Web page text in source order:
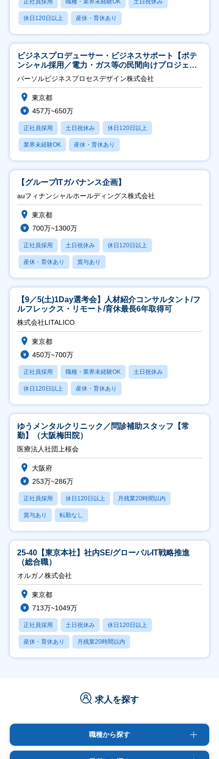
正社員採用 職種・業界未経験OK 土日祝休み
休日120日以上 産休・育休あり
ビジネスプロデューサー・ビジネスサポート【ポテ
ンシャル採用／電力・ガス等の民間向けプロジェク
ト推進】
パーソルビジネスプロセスデザイン株式会社
東京都
457万~650万
正社員採用 土日祝休み 休日120日以上
業界未経験OK 産休・育休あり
【グループITガバナンス企画】
auフィナンシャルホールディングス株式会社
東京都
700万~1300万
正社員採用 土日祝休み 休日120日以上
産休・育休あり 賞与あり
【9／5(土)1Day選考会】人材紹介コンサルタント/フ
ルフレックス・リモート/育休最長6年取得可
株式会社LITALICO
東京都
450万~700万
正社員採用 職種・業界未経験OK 土日祝休み
休日120日以上 産休・育休あり
ゆうメンタルクリニック／問診補助スタッフ【常
勤】（大阪梅田院）
医療法人社団上桜会
大阪府
253万~286万
正社員採用 休日120日以上 月残業20時間以内
賞与あり 転勤なし
25-40【東京本社】社内SE/グローバルIT戦略推進
（総合職）
オルガノ株式会社
東京都
713万~1049万
正社員採用 土日祝休み 休日120日以上
産休・育休あり 月残業20時間以内
求人を探す
職種から探す